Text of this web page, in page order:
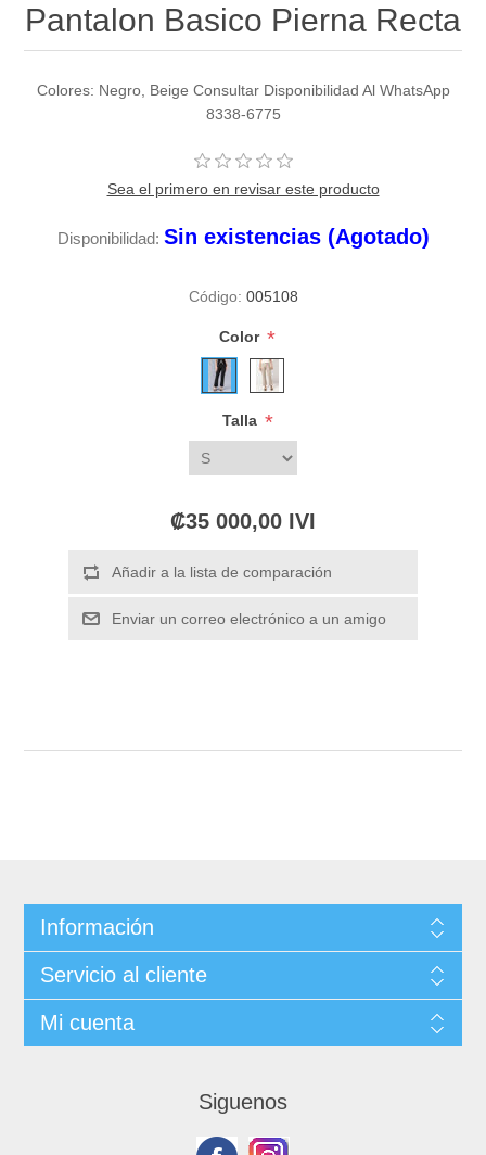
Pantalon Basico Pierna Recta
Colores: Negro, Beige Consultar Disponibilidad Al WhatsApp
8338-6775
Sea el primero en revisar este producto
Disponibilidad: Sin existencias (Agotado)
Código: 005108
Color *
Talla *
₡35 000,00 IVI
Información
Servicio al cliente
Mi cuenta
Siguenos